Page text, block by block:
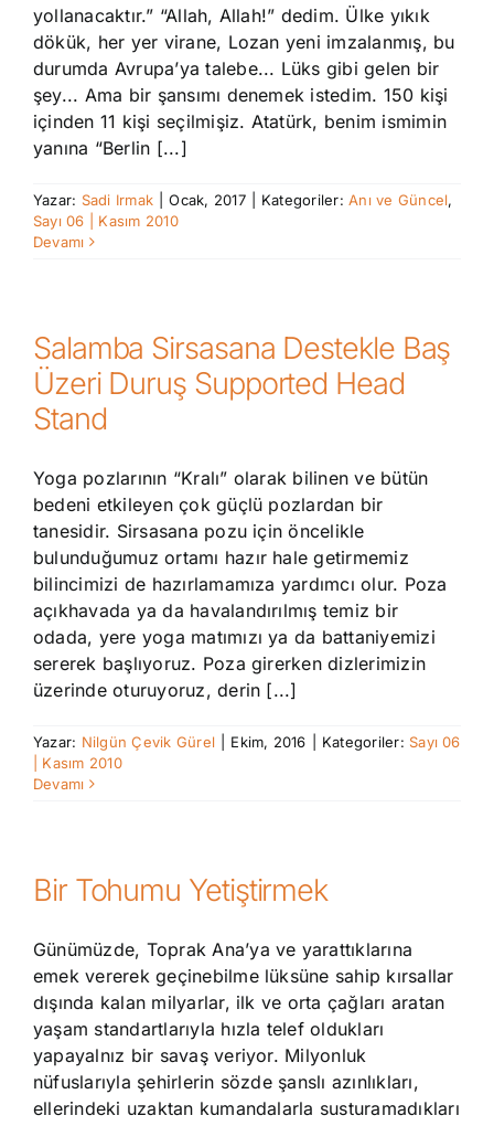
yollanacaktır.” “Allah, Allah!” dedim. Ülke yıkık
dökük, her yer virane, Lozan yeni imzalanmış, bu
durumda Avrupa’ya talebe... Lüks gibi gelen bir
şey... Ama bir şansımı denemek istedim. 150 kişi
içinden 11 kişi seçilmişiz. Atatürk, benim ismimin
yanına “Berlin [...]
Yazar: Sadi Irmak Ocak, 2017 Kategoriler:Anı ve Güncel,
Sayı 06 | Kasım 2010
Devamı
Salamba Sirsasana Destekle Baş
Üzeri Duruş Supported Head
Stand
Yoga pozlarının “Kralı” olarak bilinen ve bütün
bedeni etkileyen çok güçlü pozlardan bir
tanesidir. Sirsasana pozu için öncelikle
bulunduğumuz ortamı hazır hale getirmemiz
bilincimizi de hazırlamamıza yardımcı olur. Poza
açıkhavada ya da havalandırılmış temiz bir
odada, yere yoga matımızı ya da battaniyemizi
sererek başlıyoruz. Poza girerken dizlerimizin
üzerinde oturuyoruz, derin [...]
Yazar: Nilgün Çevik Gürel Ekim, 2016 Kategoriler: Sayı 06
| Kasım 2010
Devamı
Bir Tohumu Yetiştirmek
Günümüzde, Toprak Ana’ya ve yarattıklarına
emek vererek geçinebilme lüksüne sahip kırsallar
dışında kalan milyarlar, ilk ve orta çağları aratan
yaşam standartlarıyla hızla telef oldukları
yapayalnız bir savaş veriyor. Milyonluk
nüfuslarıyla şehirlerin sözde şanslı azınlıkları,
ellerindeki uzaktan kumandalarla susturamadıkları